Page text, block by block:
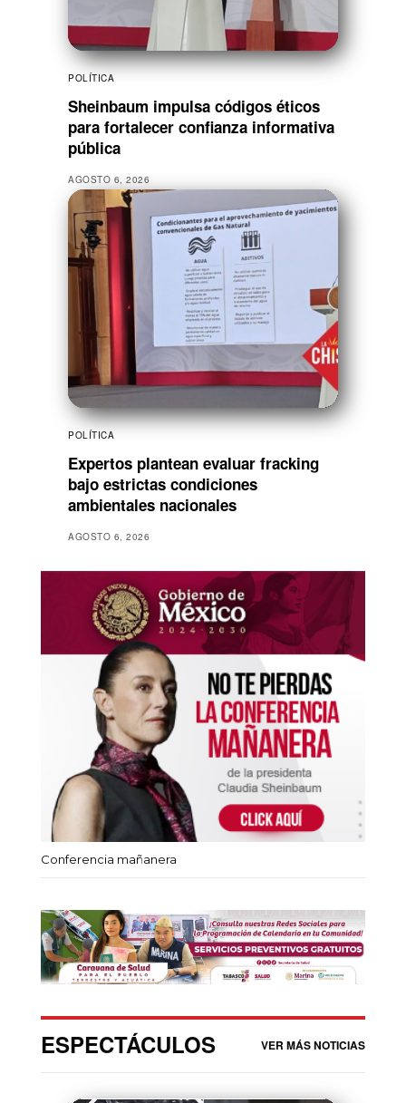
POLÍTICA
Sheinbaum impulsa códigos éticos
para fortalecer confianza informativa
pública
AGOSTO 6, 2026
POLÍTICA
Expertos plantean evaluar fracking
bajo estrictas condiciones
ambientales nacionales
AGOSTO 6, 2026
Conferencia mañanera
ESPECTÁCULOS VER MÁS NOTICIAS